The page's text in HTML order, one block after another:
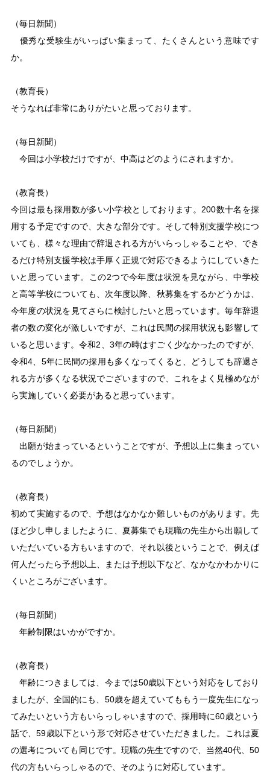
（毎日新聞）
優秀な受験生がいっぱい集まって、たくさんという意味です
か。
（教育長）
そうなれば非常にありがたいと思っております。
（毎日新聞）
今回は小学校だけですが、中高はどのようにされますか。
（教育長）
今回は最も採用数が多い小学校としております。200数十名を採
用する予定ですので、大きな部分です。そして特別支援学校につ
いても、様々な理由で辞退される方がいらっしゃることや、でき
るだけ特別支援学校は手厚く正規で対応できるようにしていきた
いと思っています。この2つで今年度は状況を見ながら、中学校
と高等学校についても、次年度以降、秋募集をするかどうかは、
今年度の状況を見てさらに検討したいと思っています。毎年辞退
者の数の変化が激しいですが、これは民間の採用状況も影響して
いると思います。令和2、3年の時はすごく少なかったのですが、
令和4、5年に民間の採用も多くなってくると、どうしても辞退さ
れる方が多くなる状況でございますので、これをよく見極めなが
ら実施していく必要があると思っています。
（毎日新聞）
出願が始まっているということですが、予想以上に集まってい
るのでしょうか。
（教育長）
初めて実施するので、予想はなかなか難しいものがあります。先
ほど少し申しましたように、夏募集でも現職の先生から出願して
いただいている方もいますので、それ以後ということで、例えば
何人だったら予想以上、または予想以下など、なかなかわかりに
くいところがございます。
（毎日新聞）
年齢制限はいかがですか。
（教育長）
年齢につきましては、今までは50歳以下という対応をしており
ましたが、全国的にも、50歳を超えていてももう一度先生になっ
てみたいという方もいらっしゃいますので、採用時に60歳という
話で、59歳以下という形で対応させていただきました。これは夏
の選考についても同じです。現職の先生ですので、当然40代、50
代の方もいらっしゃるので、そのように対応しています。